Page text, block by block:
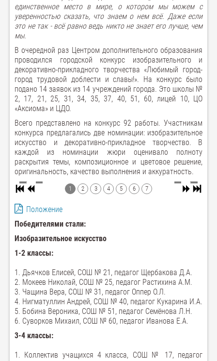
единственное место в мире, о котором мы можем с
уверенностью сказать, что знаем о нем всё. Даже если
это не так - всё равно ведь никто не знает его лучше, чем
мы.
В очередной раз Центром дополнительного образования
проводился городской конкурс изобразительного и
декоративно-прикладного творчества «Любимый город-
город трудовой доблести и славы!». На конкурс было
подано 14 заявок из 14 учреждений города. Это школы №
2, 17, 21, 25, 31, 34, 35, 37, 40, 51, 60, лицей 10, ЦО
«Аксиома» и ЦДО.
Всего представлено на конкурс 92 работы. Участникам
конкурса предлагались две номинации: изобразительное
искусство и декоративно-прикладное творчество. В
каждой из номинации жюри оценивало полноту
раскрытия темы, композиционное и цветовое решение,
оригинальность, качество выполнения и аккуратность.
1 2 3 4 5 6 7
Положение
Победителями стали:
Изобразительное искусство
1-2 классы:
1. Дьячков Елисей, СОШ № 21, педагог Щербакова Д.А.
2. Мокеев Николай, СОШ № 25, педагог Растихина А.М.
3. Чащина Вера, СОШ № 31, педагог Оппер О.Л.
4. Нигматуллин Андрей, СОШ № 40, педагог Кукарина И.А.
5. Бобина Вероника, СОШ № 51, педагог Семёнова Л.Н.
6. Суворков Михаил, СОШ № 60, педагог Иванова Е.А.
3-4 классы:
1. Коллектив учащихся 4 класса, СОШ № 17, педагог